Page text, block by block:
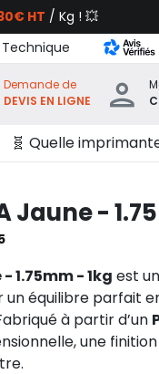
HT / Kg ! 💥
Demande de
DEVIS EN LIGNE
🧬 Quelle
Jaune -
1.75mm - 1kg est
équilibre parfait
à partir d’un
une